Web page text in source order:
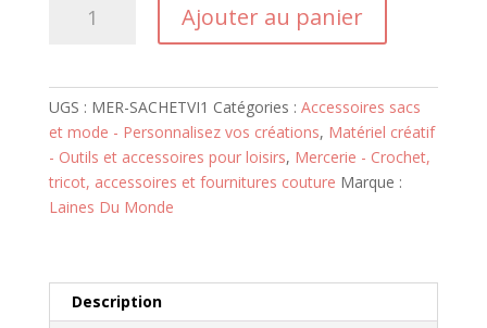
chicago
Ajouter au panier
UGS : MER-SACHETVI1 Catégories : Accessoires sacs
et mode - Personnalisez vos créations, Matériel créatif
- Outils et accessoires pour loisirs, Mercerie - Crochet,
tricot, accessoires et fournitures couture Marque :
Laines Du Monde
Description